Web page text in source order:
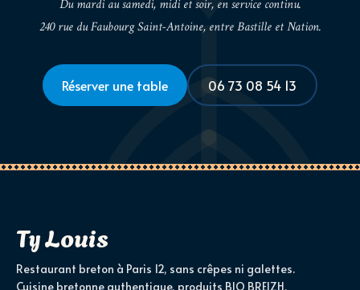
Du mardi au samedi, midi et soir, en service continu.
240 rue du Faubourg Saint-Antoine, entre Bastille et Nation.
Réserver une table 06 73 08 54 13
Ty Louis
Restaurant breton à Paris 12, sans crêpes ni galettes.
Cuisine bretonne authentique, produits BIO BREIZH,